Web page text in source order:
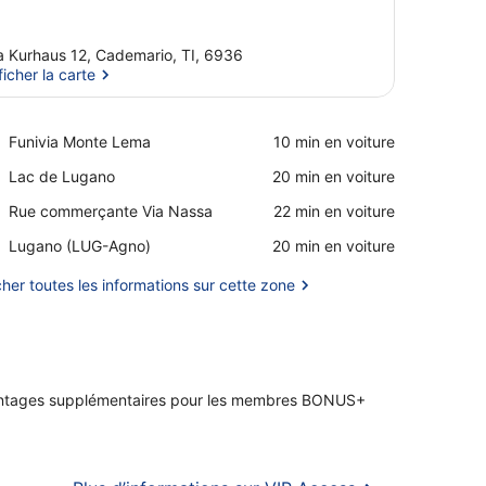
Kurhaus 12, Cademario, TI, 6936
la carte
Funivia Monte Lema
Place,
Monte
‪10 min en voiture‬
Lac de Lugano
Place,
de
‪20 min en voiture‬
Rue commerçante Via Nassa
Place,
commerçante
Nassa
‪22 min en voiture‬
Lugano (LUG-Agno)
Airport,
(LUG-
‪20 min en voiture‬
toutes les informations sur cette zone
supplémentaires pour les membres BONUS+